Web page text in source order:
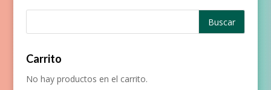
Carrito
No hay productos en el carrito.